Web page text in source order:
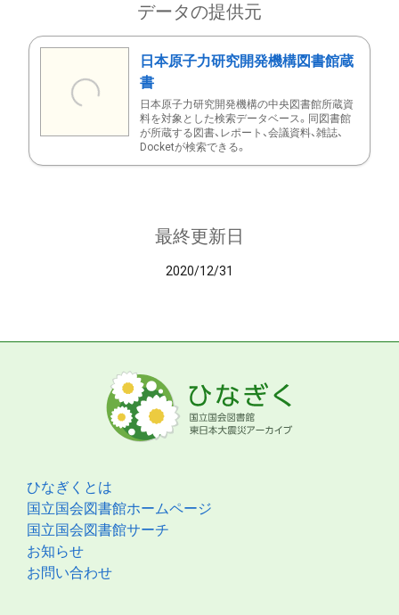
データの提供元
日本原子力研究開発機構図書館蔵
書
日本原子力研究開発機構の中央図書館所蔵資
料を対象とした検索データベース。同図書館
が所蔵する図書、レポート、会議資料、雑誌、
Docketが検索できる。
最終更新日
2020/12/31
ひなぎくとは
国立国会図書館ホームページ
国立国会図書館サーチ
お知らせ
お問い合わせ